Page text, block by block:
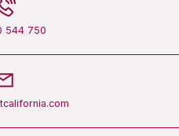
544 750